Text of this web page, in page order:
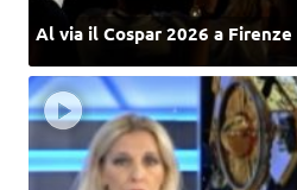
Al via il Cospar 2026 a Firenze